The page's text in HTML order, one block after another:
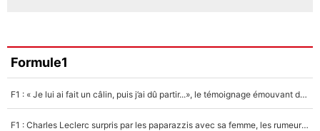
Formule1
F1 : « Je lui ai fait un câlin, puis j’ai dû partir...», le témoignage émouvant de Max Verstappen sur sa fille
F1 : Charles Leclerc surpris par les paparazzis avec sa femme, les rumeurs étaient vraies !